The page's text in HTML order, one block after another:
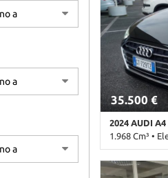
Bluetooth •
centralizzata
automatico
corsia •
• Fari LED •
assistita •
pelle • Leve
segnali
pioggia •
elettrici •
in pelle
35.500 €
2024 AUDI A4
1.968 Cm³ •
63.000 Km •
metallizzato